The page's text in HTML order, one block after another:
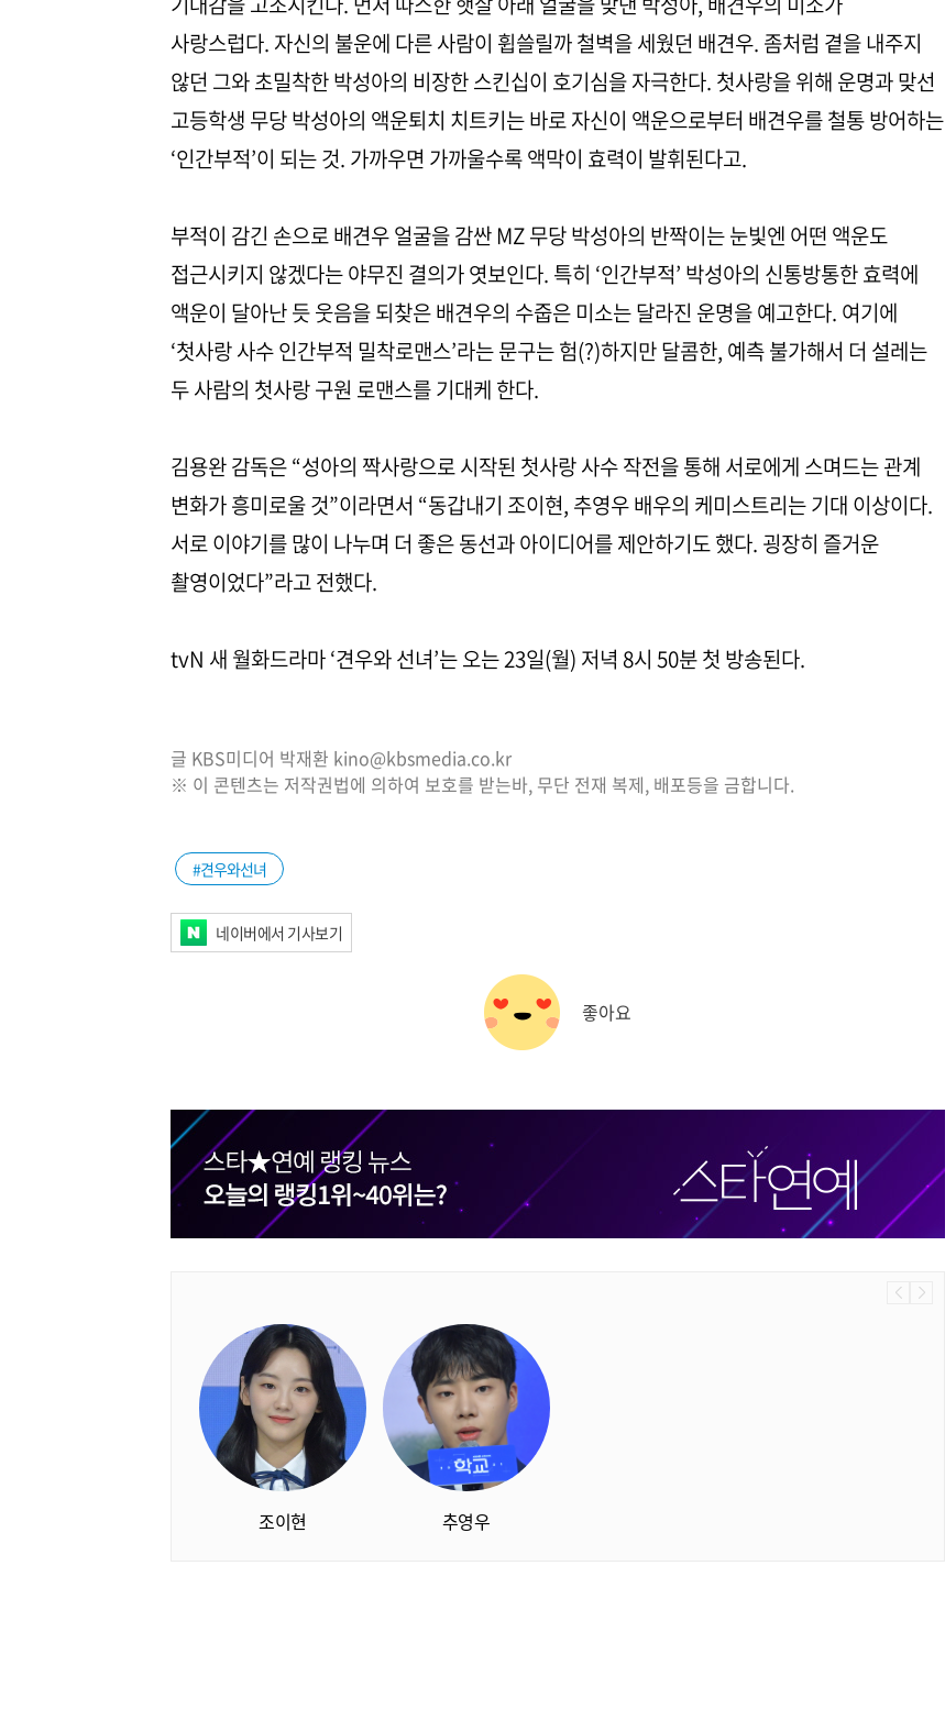
사랑스럽다. 자신의 불운에 다른 사람이 휩쓸릴까 철벽을 세웠던 배견우. 좀처럼 곁을 내주지
않던 그와 초밀착한 박성아의 비장한 스킨십이 호기심을 자극한다. 첫사랑을 위해 운명과 맞선
고등학생 무당 박성아의 액운퇴치 치트키는 바로 자신이 액운으로부터 배견우를 철통 방어하는
‘인간부적’이 되는 것. 가까우면 가까울수록 액막이 효력이 발휘된다고.
부적이 감긴 손으로 배견우 얼굴을 감싼 MZ 무당 박성아의 반짝이는 눈빛엔 어떤 액운도
접근시키지 않겠다는 야무진 결의가 엿보인다. 특히 ‘인간부적’ 박성아의 신통방통한 효력에
액운이 달아난 듯 웃음을 되찾은 배견우의 수줍은 미소는 달라진 운명을 예고한다. 여기에
‘첫사랑 사수 인간부적 밀착로맨스’라는 문구는 험(?)하지만 달콤한, 예측 불가해서 더 설레는
두 사람의 첫사랑 구원 로맨스를 기대케 한다.
김용완 감독은 “성아의 짝사랑으로 시작된 첫사랑 사수 작전을 통해 서로에게 스며드는 관계
변화가 흥미로울 것”이라면서 “동갑내기 조이현, 추영우 배우의 케미스트리는 기대 이상이다.
서로 이야기를 많이 나누며 더 좋은 동선과 아이디어를 제안하기도 했다. 굉장히 즐거운
촬영이었다”라고 전했다.
tvN 새 월화드라마 ‘견우와 선녀’는 오는 23일(월) 저녁 8시 50분 첫 방송된다.
글 KBS미디어 박재환 kino@kbsmedia.co.kr
※ 이 콘텐츠는 저작권법에 의하여 보호를 받는바, 무단 전재 복제, 배포등을 금합니다.
#견우와선녀
네이버에서 기사보기
좋아요
조이현 추영우